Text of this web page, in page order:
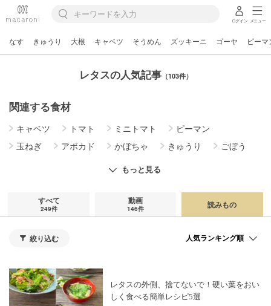
ログイン メニュー
なす きゅうり 大根 キャベツ そうめん ズッキーニ ゴーヤ ピーマ
レタスの人気記事（103件）
関連する食材
キャベツ トマト ミニトマト
ピーマン
玉ねぎ
アボカド かぼちゃ きゅうり
ごぼう
なす
小松菜
豆苗
もっと見る
すべて
249件
動画
146件 読みもの
絞り込む
レタスの外側、捨てないで！硬い葉をおい
しく食べる簡単レシピ5選